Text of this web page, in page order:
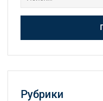
Рубрики